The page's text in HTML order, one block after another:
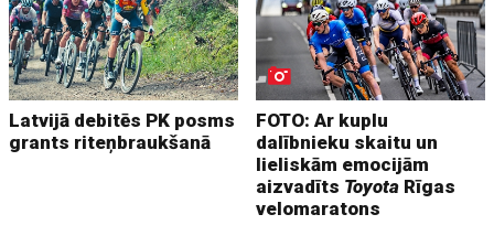
Latvijā debitēs PK posms
grants riteņbraukšanā
FOTO: Ar kuplu
dalībnieku skaitu un
lieliskām emocijām
aizvadīts Toyota Rīgas
velomaratons